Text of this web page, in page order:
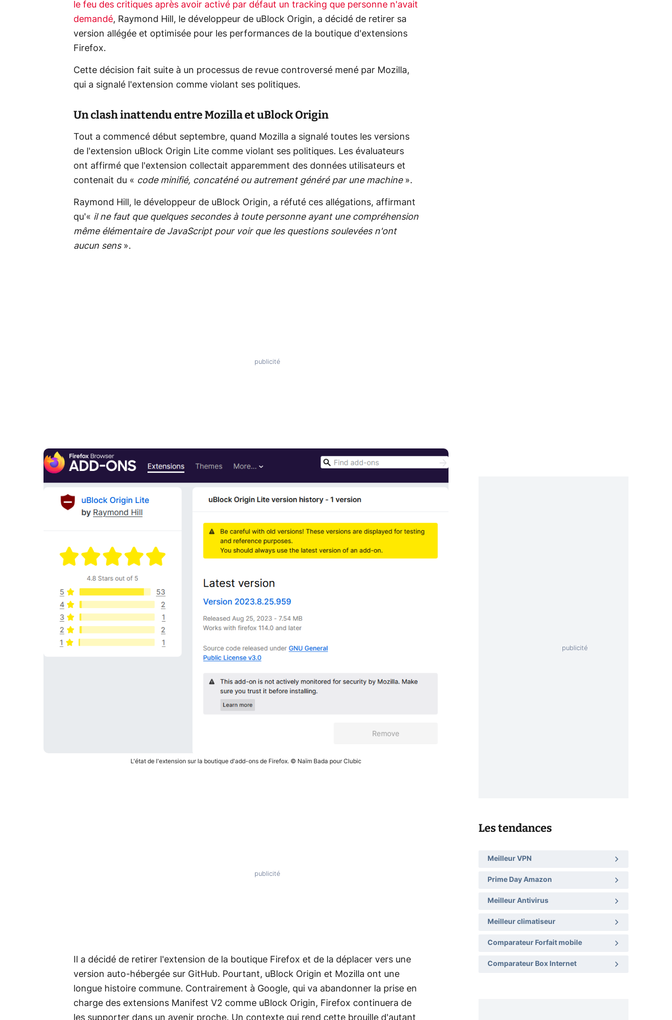
le feu des critiques après avoir activé par défaut un tracking que personne n'avait
demandé, Raymond Hill, le développeur de uBlock Origin, a décidé de retirer sa
version allégée et optimisée pour les performances de la boutique d'extensions
Firefox.
Cette décision fait suite à un processus de revue controversé mené par Mozilla,
qui a signalé l'extension comme violant ses politiques.
Un clash inattendu entre Mozilla et uBlock Origin
Tout a commencé début septembre, quand Mozilla a signalé toutes les versions
de l'extension uBlock Origin Lite comme violant ses politiques. Les évaluateurs
ont affirmé que l'extension collectait apparemment des données utilisateurs et
contenait du « code minifié, concaténé ou autrement généré par une machine».
Raymond Hill, le développeur de uBlock Origin, a réfuté ces allégations, affirmant
qu'« il ne faut que quelques secondes à toute personne ayant une compréhension
même élémentaire de JavaScript pour voir que les questions soulevées n'ont
aucun sens».
L'état de l'extension sur la boutique d'add-ons de Firefox. © Naïm Bada pour Clubic
Il a décidé de retirer l'extension de la boutique Firefox et de la déplacer vers une
version auto-hébergée sur GitHub. Pourtant, uBlock Origin et Mozilla ont une
longue histoire commune. Contrairement à Google, qui va abandonner la prise en
charge des extensions Manifest V2 comme uBlock Origin, Firefox continuera de
les supporter dans un avenir proche. Un contexte qui rend cette brouille d'autant
Les tendances
Meilleur VPN
Prime Day Amazon
Meilleur Antivirus
Meilleur climatiseur
Comparateur Forfait mobile
Comparateur Box Internet